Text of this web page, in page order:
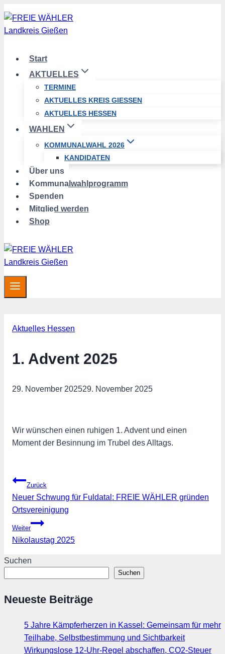
Zum
Inhalt
springen
Start
AKTUELLES
TERMINE
AKTUELLES KREIS GIESSEN
AKTUELLES HESSEN
WAHLEN
KOMMUNALWAHL 2026
KANDIDATEN
Über uns
Kommunalwahlprogramm
Spenden
Mitglied werden
Shop
Aktuelles Hessen
1. Advent 2025
29. November 202529. November 2025
Wir wünschen einen ruhigen 1. Advent und einen
Moment der Besinnung im Trubel des Alltags.
Beitragsnavigation
Zurück
Neuer Schwung für Fuldatal: FREIE WÄHLER gründen
Ortsvereinigung
Weiter
Nikolaustag 2025
Suchen
Suchen
Neueste Beiträge
5 Jahre Kämpferherzen in Kassel: Gemeinsam für mehr
Teilhabe, Selbstbestimmung und Sichtbarkeit
Wirkungslose 12-Uhr-Regel abschaffen, CO2-Steuer